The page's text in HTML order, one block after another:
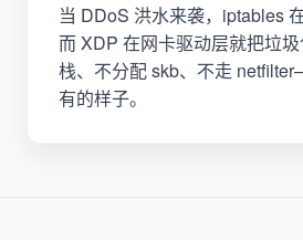
当 DDoS 洪水来袭，iptables
而 XDP 在网卡驱动层就把垃
栈、不分配 skb、不走
有的样子。